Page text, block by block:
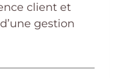
client et
gestion